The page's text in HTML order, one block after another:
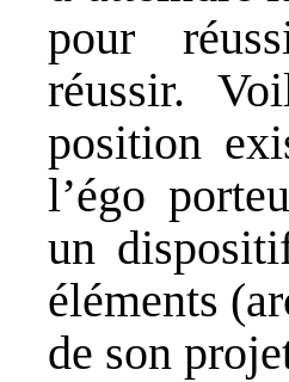
pour
réussir.
position
l’égo
un
éléments
de son